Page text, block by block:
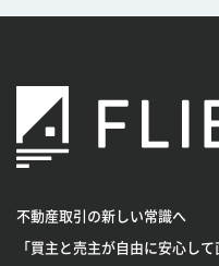
不動産取引の新しい常識へ
「買主と売主が自由に安心し